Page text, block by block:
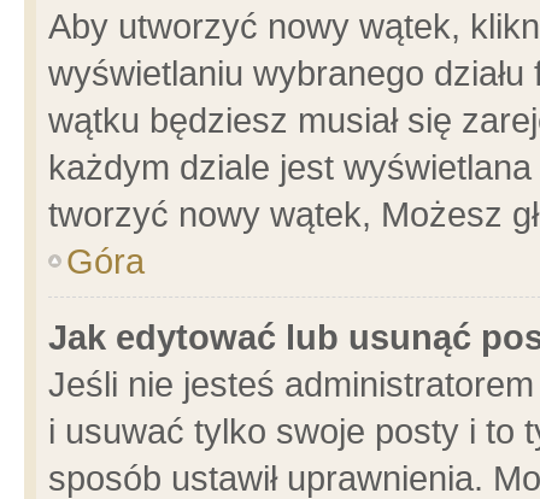
Aby utworzyć nowy wątek,
wyświetlaniu wybranego
wątku będziesz musiał się
każdym dziale jest
tworzyć nowy wątek, Możesz
Góra
Jak edytować lub usunąć
Jeśli nie jesteś
i usuwać tylko swoje posty i to
sposób ustawił uprawnienia.